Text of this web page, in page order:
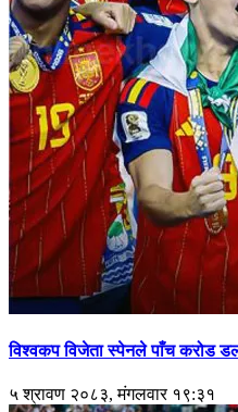
विश्वकप विजेता स्पेनले पाँच करोड
५ श्रावण २०८३, मंगलवार १९:३१